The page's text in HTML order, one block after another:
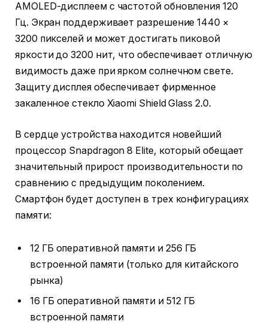
AMOLED-дисплеем с частотой обновления 120
Гц. Экран поддерживает разрешение 1440 ×
3200 пикселей и может достигать пиковой
яркости до 3200 нит, что обеспечивает отличную
видимость даже при ярком солнечном свете.
Защиту дисплея обеспечивает фирменное
закаленное стекло Xiaomi Shield Glass 2.0.
В сердце устройства находится новейший
процессор Snapdragon 8 Elite, который обещает
значительный прирост производительности по
сравнению с предыдущим поколением.
Смартфон будет доступен в трех конфигурациях
памяти:
12 ГБ оперативной памяти и 256 ГБ
встроенной памяти (только для китайского
рынка)
16 ГБ оперативной памяти и 512 ГБ
встроенной памяти